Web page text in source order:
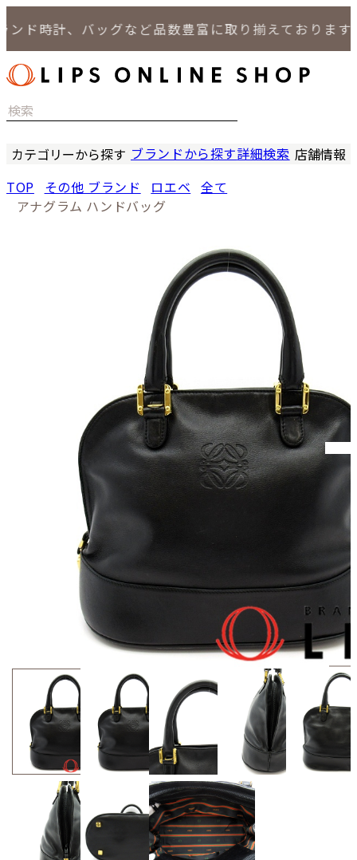
時計、バッグなど品数豊富に取り揃えております。
カテゴリーから探す
バッグ
小物
ブランドから探す詳細検索 店舗情報
TOP その他 ブランド ロエベ 全て
アナグラム ハンドバッグ